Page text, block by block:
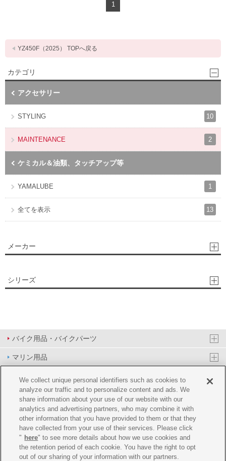
1
YZ450F（2025） TOPへ戻る
カテゴリ
アクセサリー
STYLING 10
MAINTENANCE 2
ケミカル＆油類、タッチアップ等
YAMALUBE 1
全てを表示 13
メーカー
シリーズ
バイク用品・バイクパーツ
マリン用品
PAS/YPJ用品
その他用品
イベント&エンターテイメント
オンラインショップ
企業情報
We collect unique personal identifiers such as cookies to
analyze our traffic and to personalize content and ads. We
share information about your use of our website with our
analytics and advertising partners, who may combine it with
other information that you have provided to them or that they
have collected from your use of their services. Please click
" here" to see more details about how we use cookies and
the retention period of each cookie. You have the right to opt
out of our sharing of your information with our partners.